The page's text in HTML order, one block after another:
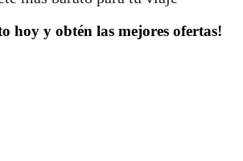
hoy y obtén las mejores ofertas!